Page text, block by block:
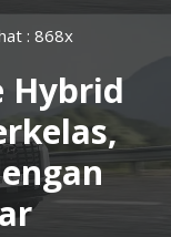
: 868x
Hybrid